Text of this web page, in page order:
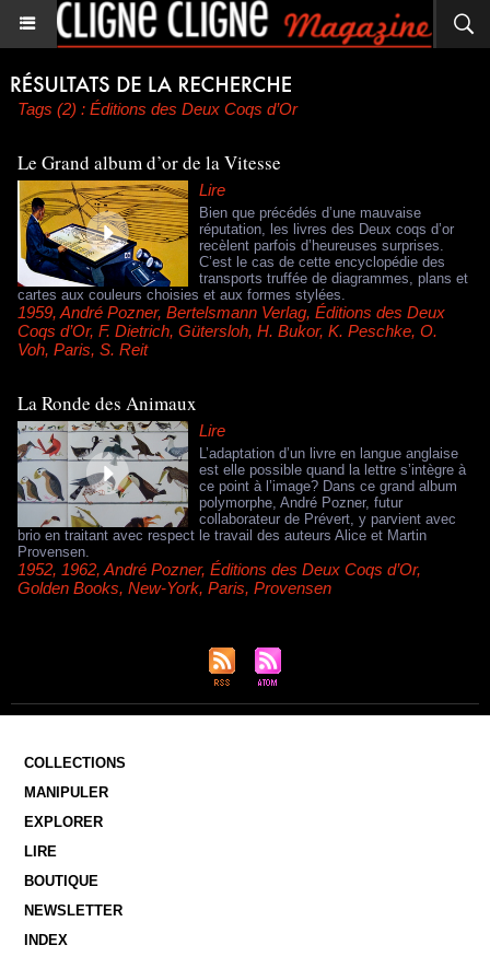
Tags (2) : Éditions des Deux Coqs d’Or
Le Grand album d’or de la Vitesse
Lire
Bien que précédés d’une mauvaise
réputation, les livres des Deux coqs d’or
recèlent parfois d’heureuses surprises.
C’est le cas de cette encyclopédie des
transports truffée de diagrammes, plans et
cartes aux couleurs choisies et aux formes stylées.
1959, André Pozner, Bertelsmann Verlag, Éditions des Deux
Coqs d’Or, F. Dietrich, Gütersloh, H. Bukor, K. Peschke, O.
Voh, Paris, S. Reit
La Ronde des Animaux
Lire
L’adaptation d’un livre en langue anglaise
est elle possible quand la lettre s’intègre à
ce point à l’image? Dans ce grand album
polymorphe, André Pozner, futur
collaborateur de Prévert, y parvient avec
brio en traitant avec respect le travail des auteurs Alice et Martin
Provensen.
1952, 1962, André Pozner, Éditions des Deux Coqs d’Or,
Golden Books, New-York, Paris, Provensen
COLLECTIONS
MANIPULER
EXPLORER
LIRE
BOUTIQUE
NEWSLETTER
INDEX